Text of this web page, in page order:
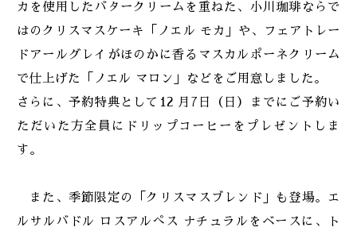
カを使用したバタークリームを重ねた、小川珈琲ならで
はのクリスマスケーキ「ノエル モカ」や、フェアトレー
ドアールグレイがほのかに香るマスカルポーネクリーム
で仕上げた「ノエル マロン」などをご用意しました。
さらに、予約特典として12 月7日（日）までにご予約い
ただいた方全員にドリップコーヒーをプレゼントしま
す。
また、季節限定の「クリスマスブレンド」も登場。エ
ルサルバドル ロスアルぺス ナチュラルをベースに、ト